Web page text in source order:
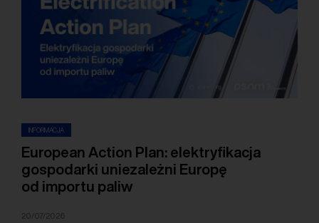
INFORMACJA
European Action Plan: elektryfikacja
gospodarki uniezależni Europę
od importu paliw
20/07/2026